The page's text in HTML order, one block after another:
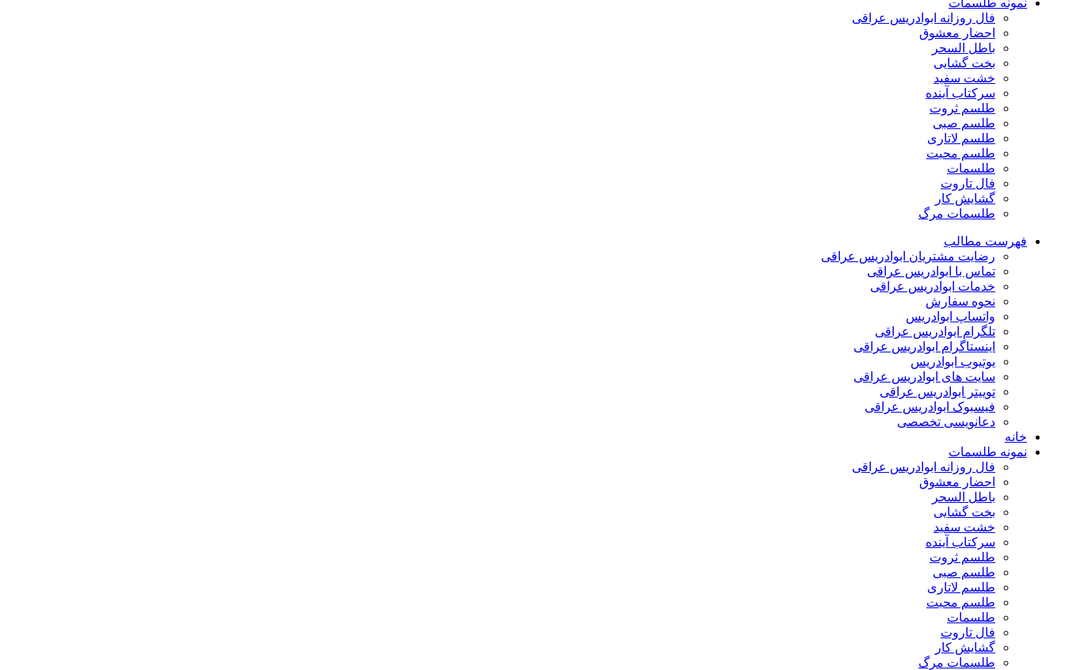
فال روزانه ابوادریس عراقی
احضار معشوق
باطل السحر
بخت گشایی
خشت سفید
سرکتاب آینده
طلسم ثروت
طلسم صبی
طلسم لاتاری
طلسم محبت
طلسمات
فال تاروت
گشایش کار
طلسمات مرگ
فهرست مطالب
رضایت مشتریان ابوادریس عراقی
تماس با ابوادریس عراقی
خدمات ابوادریس عراقی
نحوه سفارش
واتساپ ابوادریس
تلگرام ابوادریس عراقی
اینستاگرام ابوادریس عراقی
یوتیوب ابوادریس
سایت های ابوادریس عراقی
توییتر ابوادریس عراقی
فیسبوک ابوادریس عراقی
دعانویسی تخصصی
خانه
نمونه طلسمات
فال روزانه ابوادریس عراقی
احضار معشوق
باطل السحر
بخت گشایی
خشت سفید
سرکتاب آینده
طلسم ثروت
طلسم صبی
طلسم لاتاری
طلسم محبت
طلسمات
فال تاروت
گشایش کار
طلسمات مرگ